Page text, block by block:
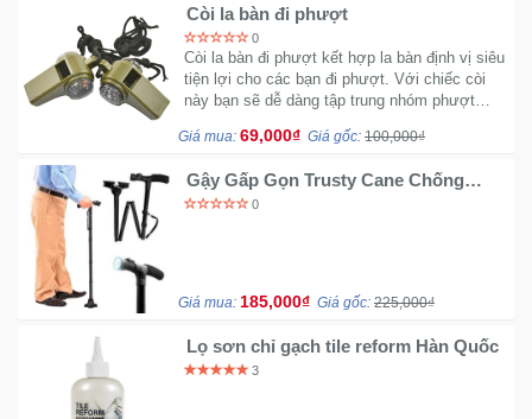
Còi la bàn đi phượt
0
Còi la bàn đi phượt kết hợp la bàn định vị siêu
tiện lợi cho các bạn đi phượt. Với chiếc còi
này bạn sẽ dễ dàng tập trung nhóm phượt
Giá mua: 69,000₫ Giá gốc: 100,000₫
Gậy Gấp Gọn Trusty Cane Chống
Trượt Có Đèn Pin
0
Giá mua: 185,000₫ Giá gốc: 225,000₫
Lọ sơn chỉ gạch tile reform Hàn Quốc
3